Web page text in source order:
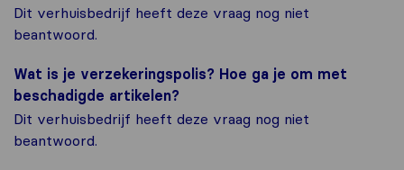
Dit verhuisbedrijf heeft deze vraag nog niet
beantwoord.
Wat is je verzekeringspolis? Hoe ga je om met
beschadigde artikelen?
Dit verhuisbedrijf heeft deze vraag nog niet
beantwoord.